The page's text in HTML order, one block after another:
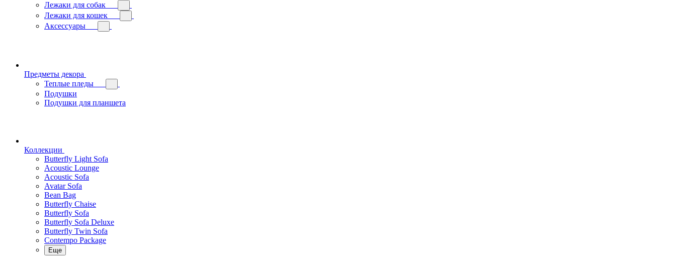
Лежаки для собак
Лежаки для кошек
Аксессуары
Предметы декора
Теплые пледы
Подушки
Подушки для планшета
Коллекции
Butterfly Light Sofa
Acoustic Lounge
Acoustic Sofa
Avatar Sofa
Bean Bag
Butterfly Chaise
Butterfly Sofa
Butterfly Sofa Deluxe
Butterfly Twin Sofa
Contempo Package
Еще